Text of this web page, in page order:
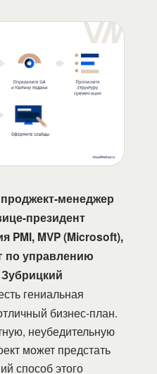
менеджер
президент
PMI, MVP (Microsoft),
по управлению
гениальная
бизнес-план.
неубедительную
может предстать
способ этого